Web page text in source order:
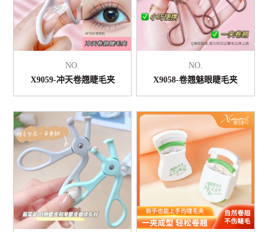
NO.
X9059-冲天卷翘睫毛夹
NO.
X9058-卷翘魅眼睫毛夹